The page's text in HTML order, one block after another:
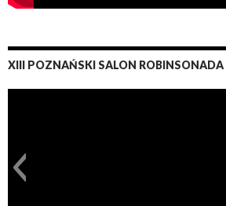
XIII POZNAŃSKI SALON ROBINSONADA